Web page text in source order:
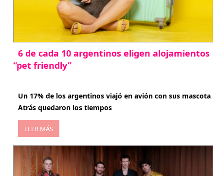
6 de cada 10 argentinos eligen alojamientos
“pet friendly”
Un 17% de los argentinos viajó en avión con sus mascota
Atrás quedaron los tiempos
LEER MÁS